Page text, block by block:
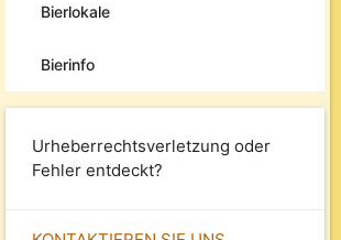
Bierlokale
Bierinfo
Urheberrechtsverletzung oder
Fehler entdeckt?